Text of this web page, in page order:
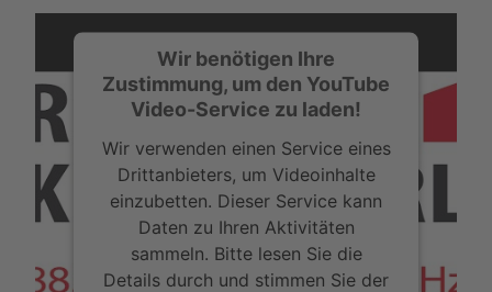
Wir benötigen Ihre
Zustimmung, um den YouTube
Video-Service zu laden!
Wir verwenden einen Service eines
Drittanbieters, um Videoinhalte
einzubetten. Dieser Service kann
Daten zu Ihren Aktivitäten
sammeln. Bitte lesen Sie die
Details durch und stimmen Sie der